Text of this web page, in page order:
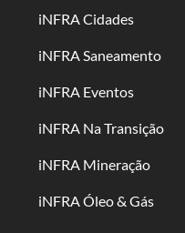
iNFRA Cidades
iNFRA Saneamento
iNFRA Eventos
iNFRA Na Transição
iNFRA Mineração
iNFRA Óleo & Gás